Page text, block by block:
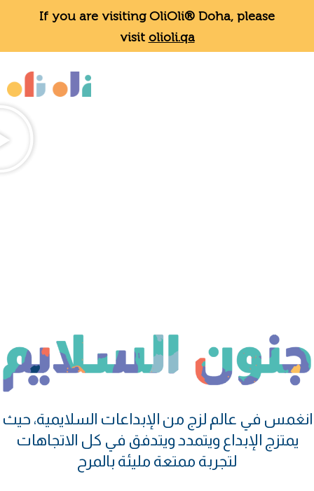
If you are visiting OliOli® Doha, please
visit olioli.qa
انغمس في عالم لزج من الإبداعات السلايمية، حيث
يمتزج الإبداع ويتمدد ويتدفق في كل الاتجاهات
لتجربة ممتعة مليئة بالمرح